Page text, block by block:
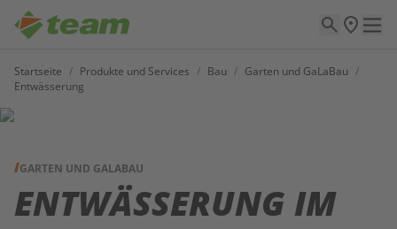
Startseite / Produkte und Services / Bau / Garten und GaLaBau /
Entwässerung
GARTEN UND GALABAU
ENTWÄSSERUNG IM